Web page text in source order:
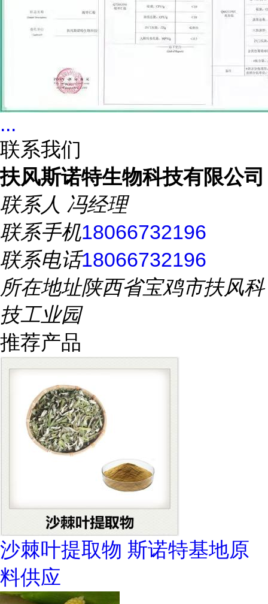
...
联系我们
扶风斯诺特生物科技有限公司
联系人 冯经理
联系手机18066732196
联系电话18066732196
所在地址陕西省宝鸡市扶风科
技工业园
推荐产品
沙棘叶提取物 斯诺特基地原
料供应